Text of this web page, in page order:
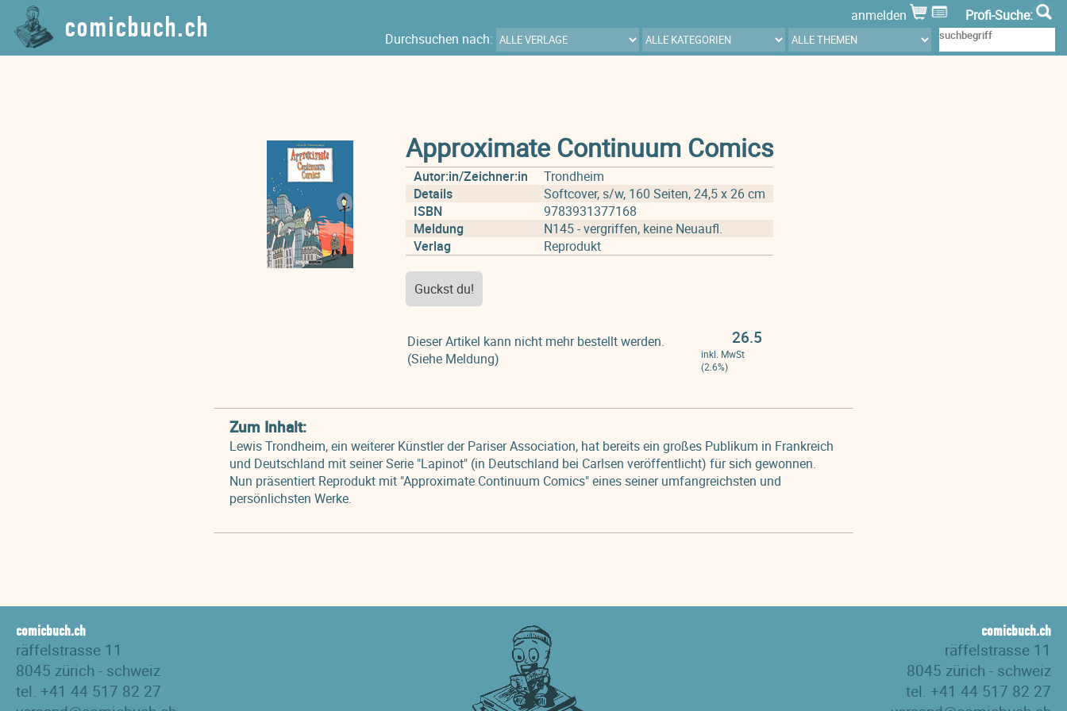
comicbuch.ch anmelden
Profi-Suche:
Durchsuchen nach:
Approximate Continuum Comics
Autor:in/Zeichner:in
Trondheim
Details
Softcover, s/w, 160 Seiten, 24,5 x 26 cm
ISBN
9783931377168
Meldung
N145 - vergriffen, keine Neuaufl.
Verlag
Reprodukt
Guckst du!
Dieser Artikel kann nicht mehr bestellt werden.
(Siehe Meldung)
26.5
inkl. MwSt
(2.6%)
Zum Inhalt:
Lewis Trondheim, ein weiterer Künstler der Pariser Association, hat bereits ein großes Publikum in Frankreich
und Deutschland mit seiner Serie "Lapinot" (in Deutschland bei Carlsen veröffentlicht) für sich gewonnen.
Nun präsentiert Reprodukt mit "Approximate Continuum Comics" eines seiner umfangreichsten und
persönlichsten Werke.
comicbuch.ch
räffelstrasse 11
8045 zürich - schweiz
tel. +41 44 517 82 27
comicbuch.ch
räffelstrasse 11
8045 zürich - schweiz
tel. +41 44 517 82 27